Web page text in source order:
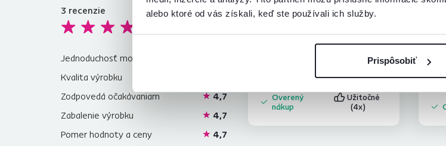
alebo ktoré od vás získali, keď ste používali ich služby.
Prispôsobiť
4,5
3 recenzie
Jednoduchosť montáže
Kvalita výrobku
Zodpovedá očakávaniam
4,7
Zabalenie výrobku
4,7
Pomer hodnoty a ceny
4,7
Slovensko
nozickach a chránič od steny vy som
dala tej istej látky ako celý gauč
porozmýšľali by som o dvoch veľkých
Overený
nákup
Užitočné
(4x)